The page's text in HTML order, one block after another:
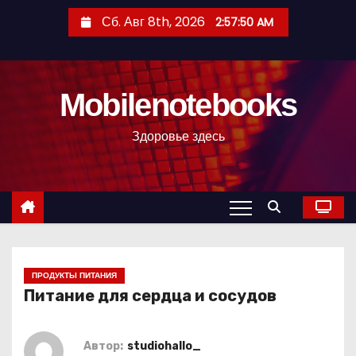
с
Сб. Авг 8th, 2026 2:57:51 AM
Mobilenotebooks
Здоровье здесь
ПРОДУКТЫ ПИТАНИЯ
Питание для сердца и сосудов
Автор: studiohallo_